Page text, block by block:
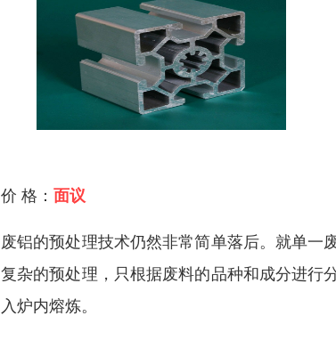
价 格： 面议
废铝的预处理技术仍然非常简单落后。就单一
复杂的预处理，只根据废料的品种和成分进行
入炉内熔炼。